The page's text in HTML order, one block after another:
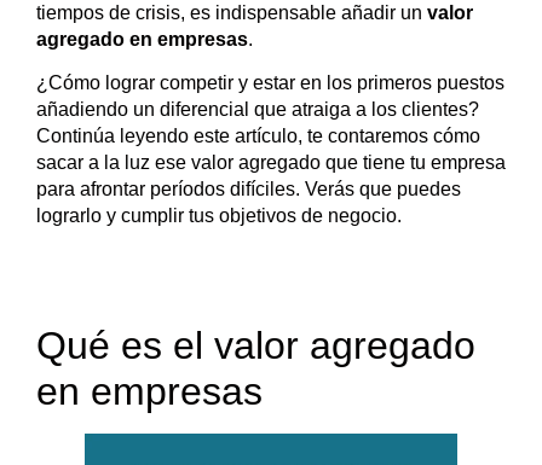
tiempos de crisis, es indispensable añadir un valor
agregado en empresas.
¿Cómo lograr competir y estar en los primeros puestos
añadiendo un diferencial que atraiga a los clientes?
Continúa leyendo este artículo, te contaremos cómo
sacar a la luz ese valor agregado que tiene tu empresa
para afrontar períodos difíciles. Verás que puedes
lograrlo y cumplir tus objetivos de negocio.
Qué es el valor agregado
en empresas